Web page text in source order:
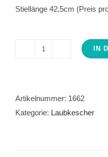
Stiellänge 42,5cm (Preis
Laubkescher
fein
Menge
IN
Artikelnummer: 1662
Kategorie: Laubkescher